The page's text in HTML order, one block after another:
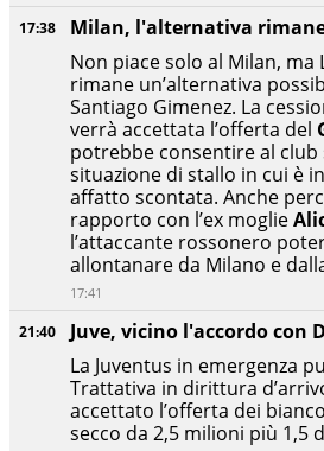
21:40
Juve, vicino l'accordo con
La Juventus in emergenza
Trattativa in dirittura
accettato l’offerta dei
secco da 2,5 milioni più 1,5
17:38
Milan, l'alternativa
Non piace solo al Milan, ma
rimane un’alternativa
Santiago Gimenez. La
verrà accettata l’offerta del
potrebbe consentire al club
situazione di stallo in cui è
affatto scontata. Anche
rapporto con l’ex moglie
l’attaccante rossonero
allontanare da Milano e
17:41